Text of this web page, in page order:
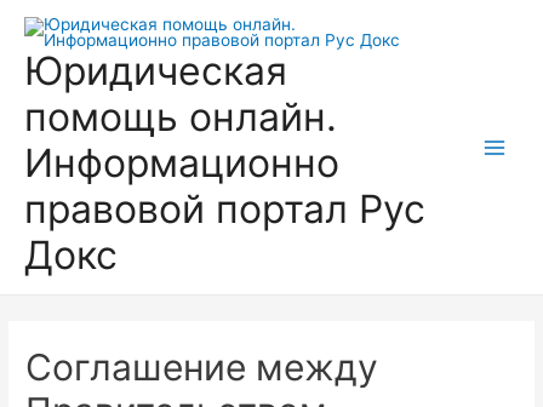
Перейти
содержимому
Юридическая
помощь онлайн.
Информационно
правовой портал Рус
Докс
Соглашение между